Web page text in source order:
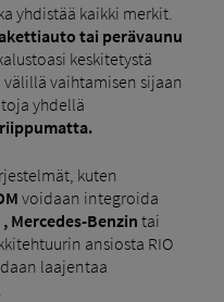
yhdistää kaikki merkit.
tai perävaunu
keskitetystä
vaihtamisen sijaan
yhdellä
kuten
voidaan integroida
, Mercedes-Benzin tai
ansiosta RIO
laajentaa